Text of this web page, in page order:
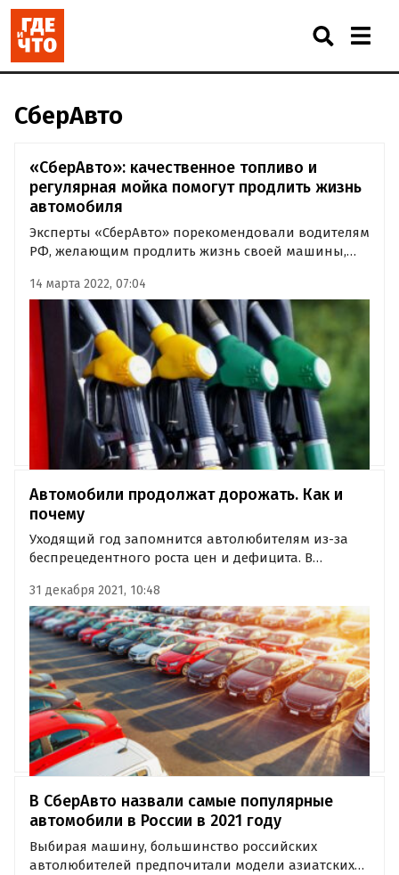
СберАвто
«СберАвто»: качественное топливо и
регулярная мойка помогут продлить жизнь
автомобиля
Эксперты «СберАвто» порекомендовали водителям
РФ, желающим продлить жизнь своей машины,
проверенных АЗС. Кроме того, предлагается
избегать лишнего ремонта и мыть автомобиль
регулярно.
14 марта 2022, 07:04
Автомобили продолжат дорожать. Как и
почему
Уходящий год запомнится автолюбителям из-за
беспрецедентного роста цен и дефицита. В
начали продавать автомобили с «допами» и
порой даже обязывать переплачивать за них.
31 декабря 2021, 10:48
В СберАвто назвали самые популярные
автомобили в России в 2021 году
Выбирая машину, большинство российских
автолюбителей предпочитали модели азиатских